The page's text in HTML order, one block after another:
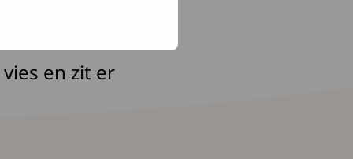
in de
en zit er